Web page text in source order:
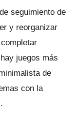
seguimiento de
y reorganizar
juegos más
de
con la